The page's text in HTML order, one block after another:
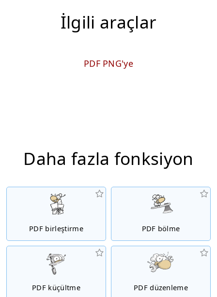
İlgili araçlar
PDF PNG'ye
Daha fazla fonksiyon
PDF birleştirme PDF bölme
PDF küçültme PDF düzenleme